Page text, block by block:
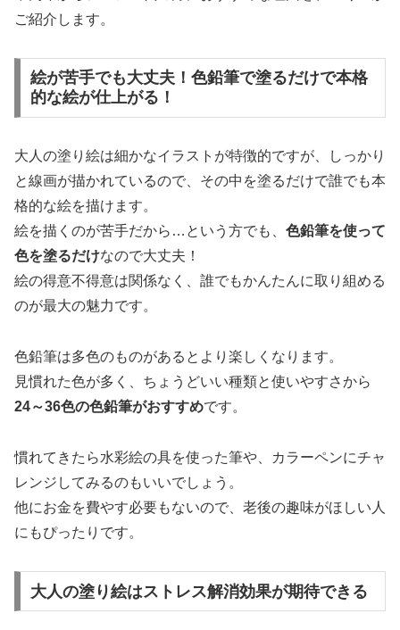
ご紹介します。
絵が苦手でも大丈夫！色鉛筆で塗るだけで本格
的な絵が仕上がる！
大人の塗り絵は細かなイラストが特徴的ですが、しっかり
と線画が描かれているので、その中を塗るだけで誰でも本
格的な絵を描けます。
絵を描くのが苦手だから…という方でも、 色鉛筆を使って
色を塗るだけなので大丈夫！
絵の得意不得意は関係なく、誰でもかんたんに取り組める
のが最大の魅力です。
色鉛筆は多色のものがあるとより楽しくなります。
見慣れた色が多く、ちょうどいい種類と使いやすさから
24～36色の色鉛筆がおすすめです。
慣れてきたら水彩絵の具を使った筆や、カラーペンにチャ
レンジしてみるのもいいでしょう。
他にお金を費やす必要もないので、老後の趣味がほしい人
にもぴったりです。
大人の塗り絵はストレス解消効果が期待できる